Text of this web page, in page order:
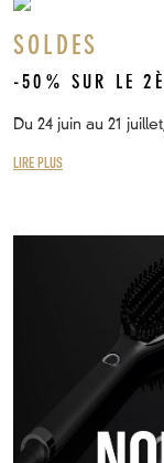
SOLDES
-50% SUR LE
Du 24 juin au 21
LIRE PLUS